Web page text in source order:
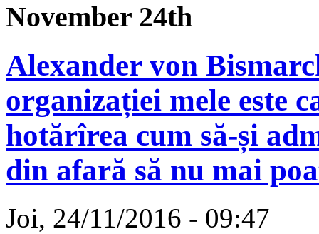
November 24th
Alexander von
organizației mele este
hotărîrea cum să-și
din afară să nu mai
Joi, 24/11/2016 - 09:47